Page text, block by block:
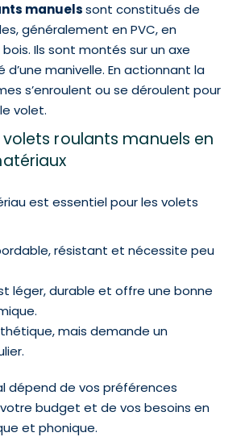
manuelssont constitués de
généralement en PVC, en
Ils sont montés sur un axe
d’une manivelle. En actionnant la
s’enroulent ou se déroulent pour
volet.
roulants manuels en
est essentiel pour les volets
résistant et nécessite peu
léger, durable et offre une bonne
mais demande un
dépend de vos préférences
budget et de vos besoins en
et phonique.